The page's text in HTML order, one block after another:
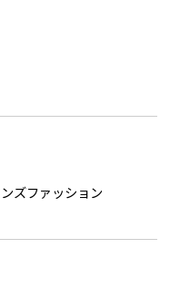
ズファッション